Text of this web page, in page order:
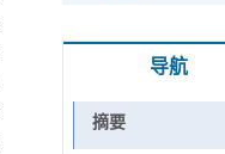
导航
摘要